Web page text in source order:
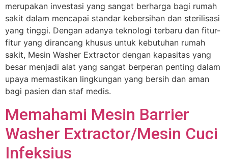
merupakan investasi yang sangat berharga bagi rumah
sakit dalam mencapai standar kebersihan dan sterilisasi
yang tinggi. Dengan adanya teknologi terbaru dan fitur-
fitur yang dirancang khusus untuk kebutuhan rumah
sakit, Mesin Washer Extractor dengan kapasitas yang
besar menjadi alat yang sangat berperan penting dalam
upaya memastikan lingkungan yang bersih dan aman
bagi pasien dan staf medis.
Memahami Mesin Barrier
Washer Extractor/Mesin Cuci
Infeksius